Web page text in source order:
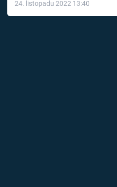
24. listopadu 2022 13:40